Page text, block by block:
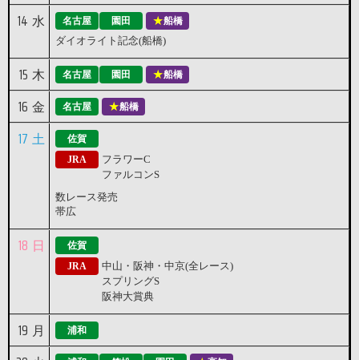
14 水 名古屋 園田 船橋
ダイオライト記念(船橋)
15 木 名古屋 園田 船橋
16 金 名古屋 船橋
17 土
佐賀
JRA
フラワーC
ファルコンS
数レース発売
帯広
18 日
佐賀
JRA
中山・阪神・中京(全レース)
スプリングS
阪神大賞典
19 月 浦和